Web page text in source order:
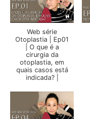
Web série
Otoplastia | Ep01
| O que é a
cirurgia da
otoplastia, em
quais casos está
indicada? |